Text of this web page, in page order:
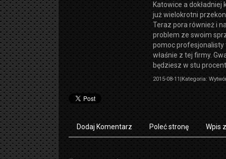
Katowice a
już wielokrotni
Teraz pora również i
problem ze swoim
pomoc profesjonalisty
właśnie z tej firmy.
będziesz w stu
2015-08-11 Kategoria:
Dodaj Komentarz Poleć stronę Wpis